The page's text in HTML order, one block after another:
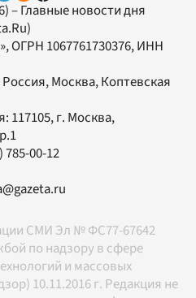
– Главные новости дня
, ОГРН 1067761730376, ИНН
Москва, Коптевская
117105, г. Москва,
785-00-12
СМИ Эл № ФС77-67642
по надзору в сфере
и массовых
10.11.2016 г. Редакция не